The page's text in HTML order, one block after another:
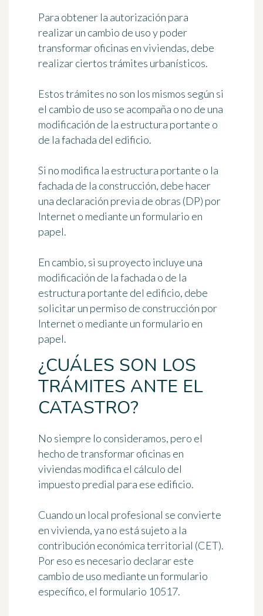
Para obtener la autorización para
realizar un cambio de usoy poder
transformar oficinas en viviendas, debe
realizar ciertos trámites urbanísticos.
Estos trámites no son los mismos según si
el cambio de uso se acompaña o no de una
modificación de la estructura portante o
de la fachada del edificio.
Si no modifica la estructura portante o la
fachada de la construcción, debe hacer
una declaración previa de obras (DP) por
Internet o mediante un formulario en
papel.
En cambio, si su proyecto incluye una
modificación de la fachada o de la
estructura portante del edificio, debe
solicitar un permiso de construcción por
Internet o mediante un formulario en
papel.
¿CUÁLES SON LOS
TRÁMITES ANTE EL
CATASTRO?
No siempre lo consideramos, pero el
hecho de transformar oficinas en
viviendas modifica el cálculo del
impuesto predial para ese edificio.
Cuando un local profesional se convierte
en vivienda, ya no está sujeto a la
contribución económica territorial (CET).
Por eso es necesario declarar este
cambio de uso mediante un formulario
específico, el formulario 10517.